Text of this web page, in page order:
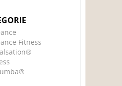
Fitness